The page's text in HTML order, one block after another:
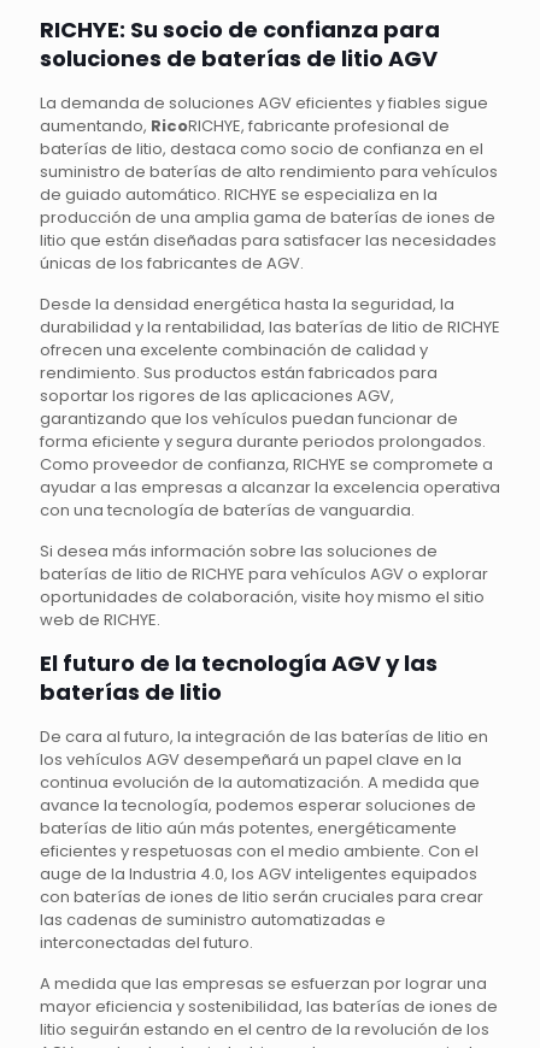
RICHYE: Su socio de confianza para
soluciones de baterías de litio AGV
La demanda de soluciones AGV eficientes y fiables sigue
aumentando, RicoRICHYE, fabricante profesional de
baterías de litio, destaca como socio de confianza en el
suministro de baterías de alto rendimiento para vehículos
de guiado automático. RICHYE se especializa en la
producción de una amplia gama de baterías de iones de
litio que están diseñadas para satisfacer las necesidades
únicas de los fabricantes de AGV.
Desde la densidad energética hasta la seguridad, la
durabilidad y la rentabilidad, las baterías de litio de RICHYE
ofrecen una excelente combinación de calidad y
rendimiento. Sus productos están fabricados para
soportar los rigores de las aplicaciones AGV,
garantizando que los vehículos puedan funcionar de
forma eficiente y segura durante periodos prolongados.
Como proveedor de confianza, RICHYE se compromete a
ayudar a las empresas a alcanzar la excelencia operativa
con una tecnología de baterías de vanguardia.
Si desea más información sobre las soluciones de
baterías de litio de RICHYE para vehículos AGV o explorar
oportunidades de colaboración, visite hoy mismo el sitio
web de RICHYE.
El futuro de la tecnología AGV y las
baterías de litio
De cara al futuro, la integración de las baterías de litio en
los vehículos AGV desempeñará un papel clave en la
continua evolución de la automatización. A medida que
avance la tecnología, podemos esperar soluciones de
baterías de litio aún más potentes, energéticamente
eficientes y respetuosas con el medio ambiente. Con el
auge de la Industria 4.0, los AGV inteligentes equipados
con baterías de iones de litio serán cruciales para crear
las cadenas de suministro automatizadas e
interconectadas del futuro.
A medida que las empresas se esfuerzan por lograr una
mayor eficiencia y sostenibilidad, las baterías de iones de
litio seguirán estando en el centro de la revolución de los